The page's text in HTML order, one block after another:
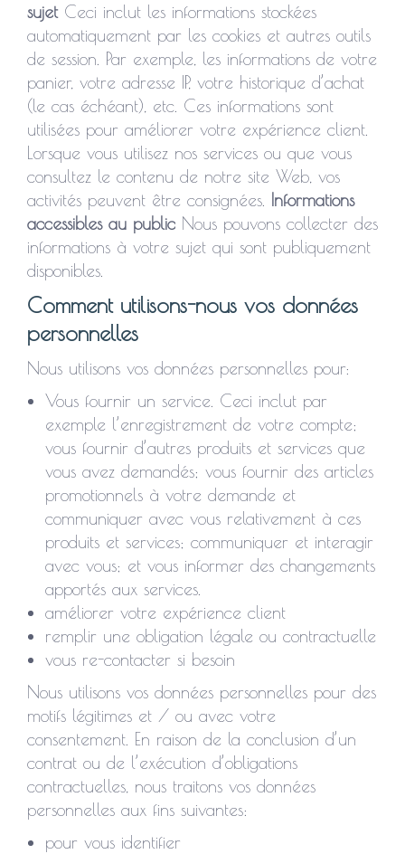
sujetCeci inclut les informations stockées
automatiquement par les cookies et autres outils
de session. Par exemple, les informations de votre
panier, votre adresse IP, votre historique d’achat
(le cas échéant), etc. Ces informations sont
utilisées pour améliorer votre expérience client.
Lorsque vous utilisez nos services ou que vous
consultez le contenu de notre site Web, vos
activités peuvent être consignées.
Informations
accessibles au public Nous pouvons collecter des
informations à votre sujet qui sont publiquement
disponibles.
Comment utilisons-nous vos données
personnelles
Nous utilisons vos données personnelles pour:
Vous fournir un service. Ceci inclut par
exemple l’enregistrement de votre compte;
vous fournir d’autres produits et services que
vous avez demandés; vous fournir des articles
promotionnels à votre demande et
communiquer avec vous relativement à ces
produits et services; communiquer et interagir
avec vous; et vous informer des changements
apportés aux services.
améliorer votre expérience client
remplir une obligation légale ou contractuelle
vous re-contacter si besoin
Nous utilisons vos données personnelles pour des
motifs légitimes et / ou avec votre
consentement. En raison de la conclusion d’un
contrat ou de l’exécution d’obligations
contractuelles, nous traitons vos données
personnelles aux fins suivantes:
pour vous identifier